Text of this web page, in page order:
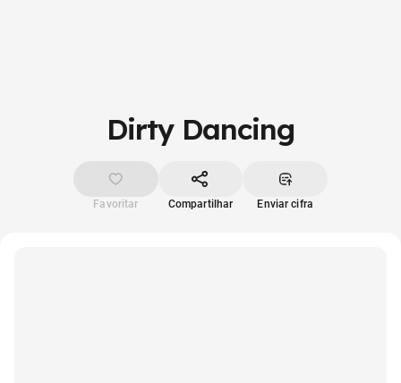
Dirty Dancing
Favoritar Compartilhar Enviar cifra